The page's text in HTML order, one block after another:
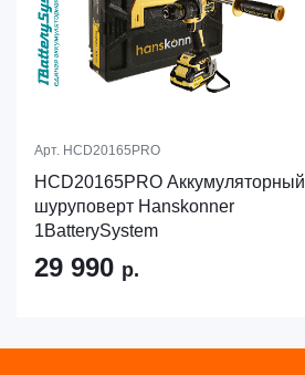
Арт. HCD20165PRO
HCD20165PRO Аккумуляторный
шуруповерт Hanskonner
1BatterySystem
29 990 р.